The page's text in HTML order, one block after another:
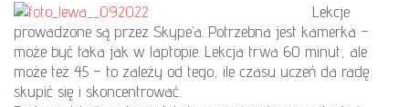
Lekcje
prowadzone są przez Skype’a. Potrzebna jest kamerka –
może być taka jak w laptopie. Lekcja trwa 60 minut, ale
może też 45 – to zależy od tego, ile czasu uczeń da radę
skupić się i skoncentrować.